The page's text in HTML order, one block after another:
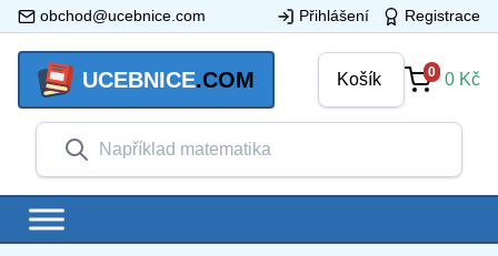
obchod@ucebnice.com Přihlášení Registrace
UCEBNICE.COM Košík 0 0 Kč